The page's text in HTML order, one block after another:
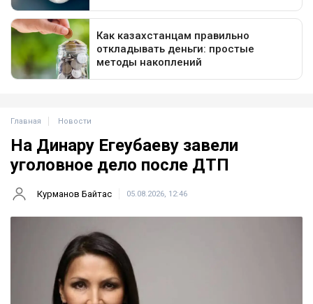
Главная Новости
На Динару Егеубаеву завели
уголовное дело после ДТП
Курманов Байтас 05.08.2026, 12:46